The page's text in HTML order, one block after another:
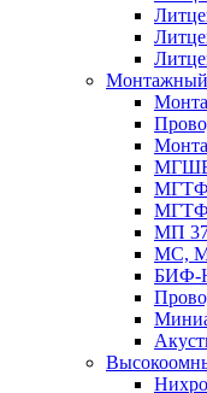
Монтажный
МГШВ
МП
МС,
БИФ-